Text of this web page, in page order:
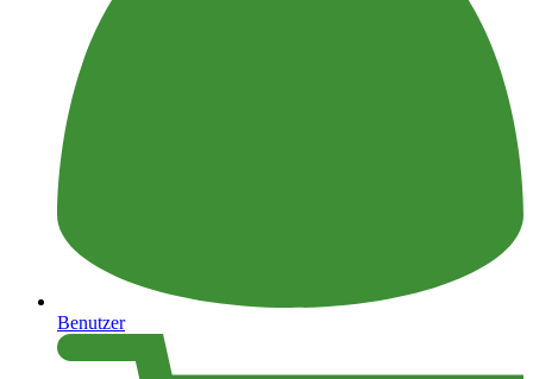
Benutzer